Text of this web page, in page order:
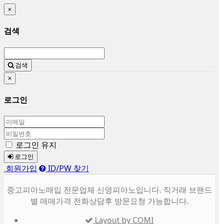
×
검색
검색
×
로그인
로그인 유지
로그인
회원가입
ID/PW 찾기
중고피아노매입 전문업체 신영피아노입니다. 직거래 브랜드
별 매매가격 전화상담후 방문요청 가능합니다.
Layout by COMI